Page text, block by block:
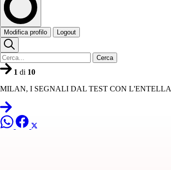
Modifica profilo Logout
Cerca
1 di 10
MILAN, I SEGNALI DAL TEST CON L'ENTELLA